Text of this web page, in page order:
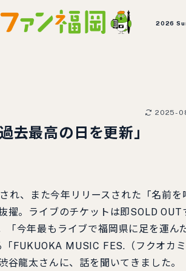
2026
2025-
去最高の日を更新」
れ、また今年リリースされた「名前を
擢。ライブのチケットは即SOLD OUT
「今年最もライブで福岡県に足を運ん
FUKUOKA MUSIC FES.（フクオカ
龍太さんに、話を聞いてきました。